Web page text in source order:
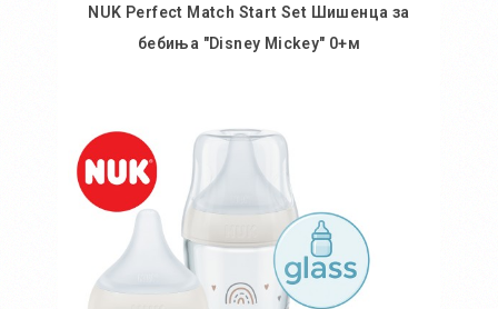
NUK Perfect Match Start Set Шишенца за
бебиња "Disney Mickey" 0+м
Додај во желби
Додај за споредба